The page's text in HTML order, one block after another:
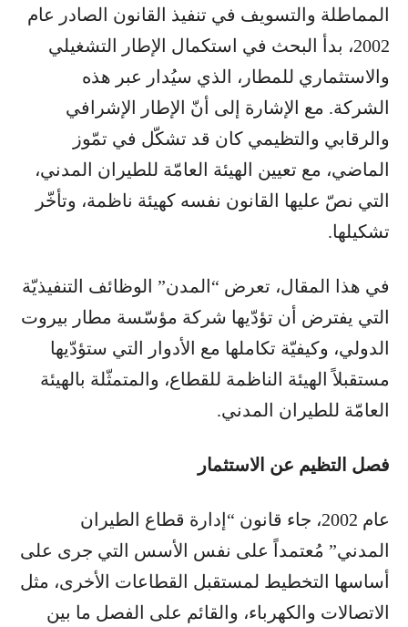
المماطلة والتسويف في تنفيذ القانون الصادر عام
2002، بدأ البحث في استكمال الإطار التشغيلي
والاستثماري للمطار، الذي سيُدار عبر هذه
الشركة. مع الإشارة إلى أنّ الإطار الإشرافي
والرقابي والتظيمي كان قد تشكّل في تمّوز
الماضي، مع تعيين الهيئة العامّة للطيران المدني،
التي نصّ عليها القانون نفسه كهيئة ناظمة، وتأخّر
تشكيلها.
في هذا المقال، تعرض “المدن” الوظائف التنفيذيّة
التي يفترض أن تؤدّيها شركة مؤسّسة مطار بيروت
الدولي، وكيفيّة تكاملها مع الأدوار التي ستؤدّيها
مستقبلاً الهيئة الناظمة للقطاع، والمتمثّلة بالهيئة
العامّة للطيران المدني.
فصل التظيم عن الاستثمار
عام 2002، جاء قانون “إدارة قطاع الطيران
المدني” مُعتمداً على نفس الأسس التي جرى على
أساسها التخطيط لمستقبل القطاعات الأخرى، مثل
الاتصالات والكهرباء، والقائم على الفصل ما بين